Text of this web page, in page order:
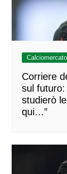
Calciomercato
Corriere
sul futuro:
studierò
qui…”